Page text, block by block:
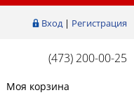
Вход| Регистрация
(473) 200-00-25
Моя корзина